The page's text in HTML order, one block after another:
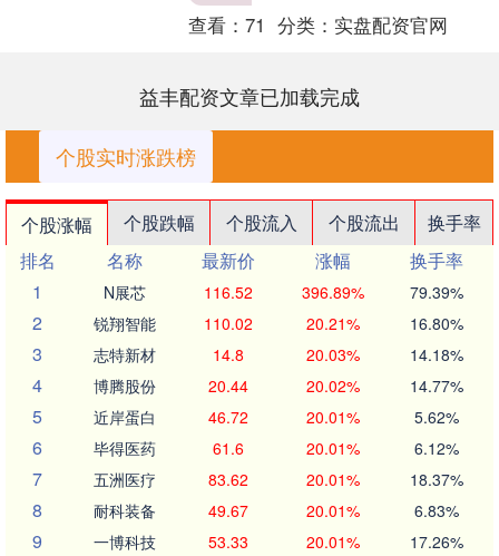
查看： 71 分类： 实盘配资官网
益丰配资文章已加载完成
个股实时涨跌榜
个股涨幅 个股跌幅 个股流入 个股流出
换手率
排名
名称 最新价 涨幅
换手率
1
N展芯 116.52 396.89% 79.39%
2 锐翔智能 110.02 20.21% 16.80%
3 志特新材 14.8 20.03% 14.18%
4 博腾股份 20.44 20.02% 14.77%
5 近岸蛋白 46.72 20.01% 5.62%
6 毕得医药 61.6 20.01% 6.12%
7 五洲医疗 83.62 20.01% 18.37%
8 耐科装备 49.67 20.01% 6.83%
9 一博科技 53.33 20.01% 17.26%